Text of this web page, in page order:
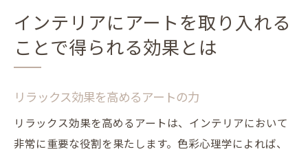
インテリアにアートを取り入れる
ことで得られる効果とは
リラックス効果を高めるアートの力
リラックス効果を高めるアートは、インテリアにおいて
非常に重要な役割を果たします。色彩心理学によれば、